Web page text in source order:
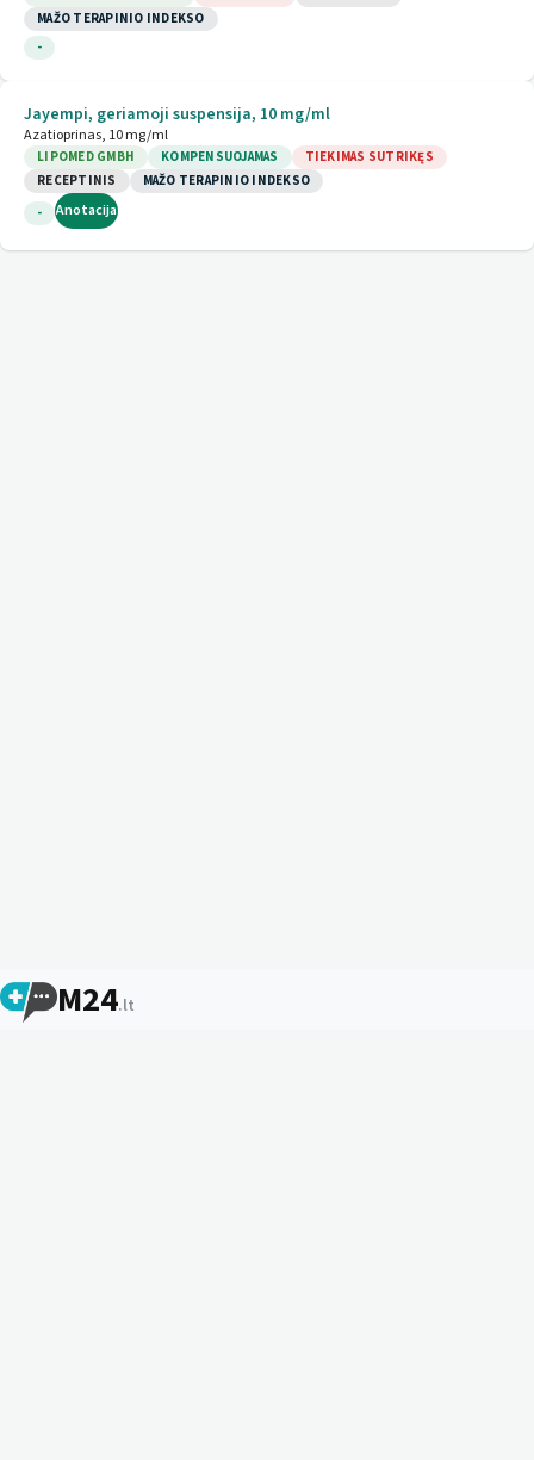
MAŽO TERAPINIO INDEKSO
-
Jayempi, geriamoji suspensija, 10 mg/ml
Azatioprinas, 10 mg/ml
LIPOMED GMBH KOMPENSUOJAMAS
TIEKIMAS SUTRIKĘS
RECEPTINIS
MAŽO TERAPINIO INDEKSO
-
Anotacija
M24.lt